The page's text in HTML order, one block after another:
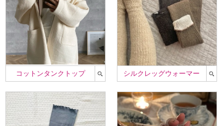
コットンタンクトップ シルクレッグウォーマー